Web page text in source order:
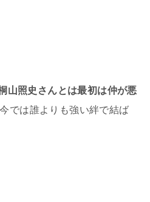
山照史さんとは最初は仲が悪
では誰よりも強い絆で結ば